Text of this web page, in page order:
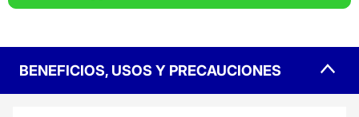
BENEFICIOS, USOS Y PRECAUCIONES